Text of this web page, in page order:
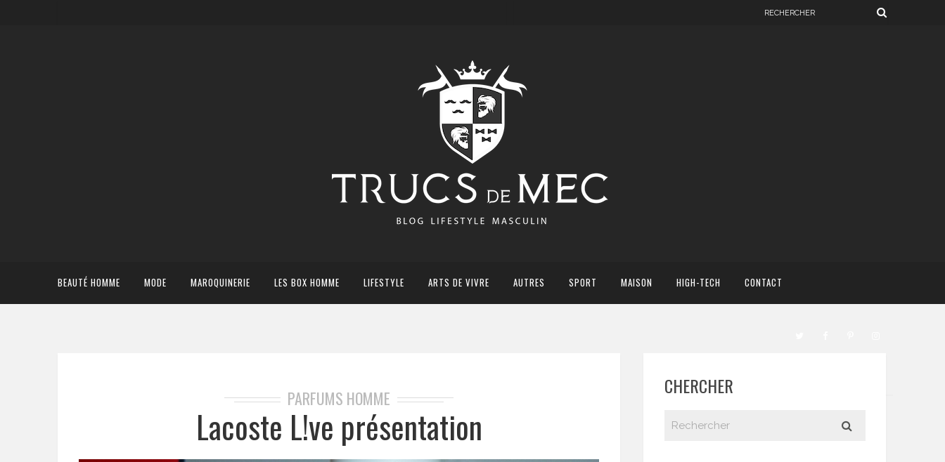
BEAUTÉ HOMME MODE MAROQUINERIE LES BOX HOMME LIFESTYLE ARTS DE VIVRE AUTRES SPORT MAISON HIGH-TECH CONTACT
PARFUMS HOMME
Lacoste L!ve présentation
CHERCHER